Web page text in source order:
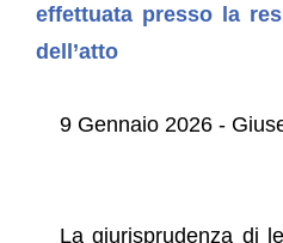
effettuata presso la
dell’atto
9 Gennaio 2026 -
La giurisprudenza di